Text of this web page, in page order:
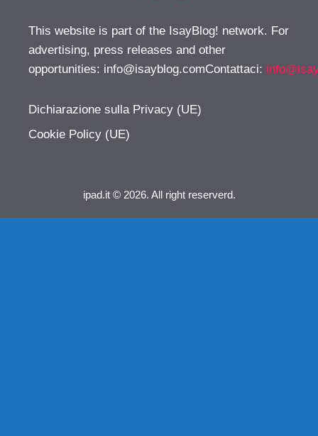
This website is part of the IsayBlog! network. For
advertising, press releases and other
opportunities: info@isayblog.comContattaci:
Dichiarazione sulla Privacy (UE)
Cookie Policy (UE)
ipad.it © 2026. All right reserverd.